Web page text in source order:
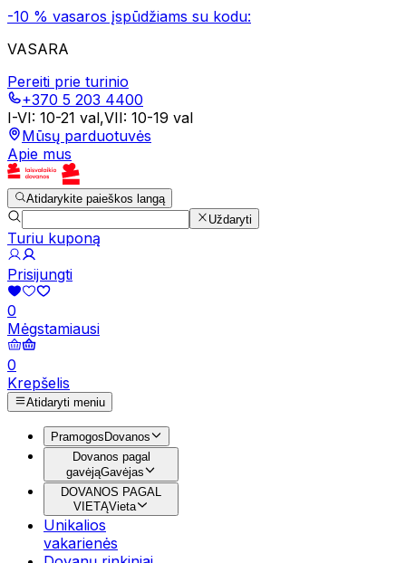
-10 % vasaros įspūdžiams su kodu:
VASARA
Pereiti prie turinio
+370 5 203 4400
I-VI: 10-21 val,VII: 10-19 val
Mūsų parduotuvės
Apie mus
Atidarykite paieškos langą
Uždaryti
Turiu kuponą
Prisijungti
0
Mėgstamiausi
0
Krepšelis
Atidaryti meniu
Pramogos Dovanos
Dovanos pagal
gavėjąGavėjas
DOVANOS PAGAL
VIETĄVieta
Unikalios
vakarienės